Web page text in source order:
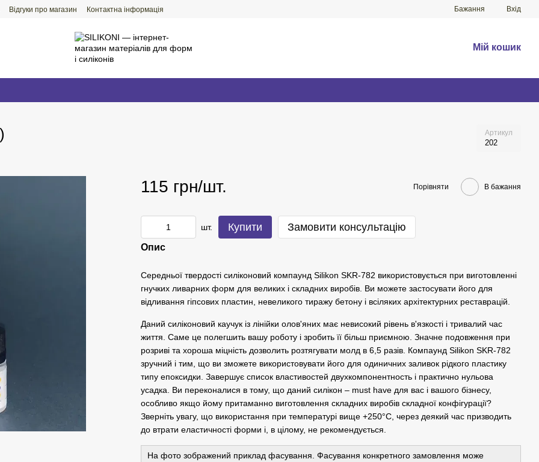
Відгуки про магазин Контактна інформація Бажання Вхід
Мій кошик
Артикул
202
115 грн/шт. Порівняти В бажання
шт. Купити Замовити консультацію
Опис
Середньої твердості силіконовий компаунд Silikon SKR-782 використовується при виготовленні
гнучких ливарних форм для великих і складних виробів. Ви можете застосувати його для
відливання гіпсових пластин, невеликого тиражу бетону і всіляких архітектурних реставрацій.
Даний силіконовий каучук із лінійки олов'яних має невисокий рівень в'язкості і тривалий час
життя. Саме це полегшить вашу роботу і зробить її більш приємною. Значне подовження при
розриві та хороша міцність дозволить розтягувати молд в 6,5 разів. Компаунд Silikon SKR-782
зручний і тим, що ви зможете використовувати його для одиничних заливок рідкого пластику
типу епоксидки. Завершує список властивостей двухкомпонентность і практично нульова
усадка. Ви переконалися в тому, що даний силікон – must have для вас і вашого бізнесу,
особливо якщо йому притаманно виготовлення складних виробів складної конфігурації?
Зверніть увагу, що використання при температурі вище +250°C, через деякий час призводить
до втрати еластичності форми і, в цілому, не рекомендується.
На фото зображений приклад фасування. Фасування конкретного замовлення може